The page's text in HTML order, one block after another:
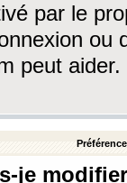
par le
ou
peut aider.
je